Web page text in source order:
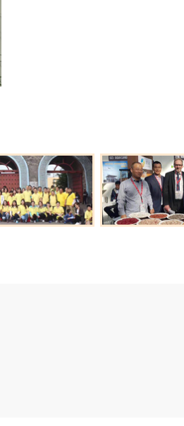
营业执照